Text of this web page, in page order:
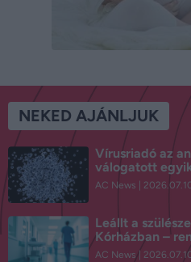
NEKED AJÁNLJUK
Vírusriadó az
válogatott
AC News
Leállt a
Kórházban –
AC News